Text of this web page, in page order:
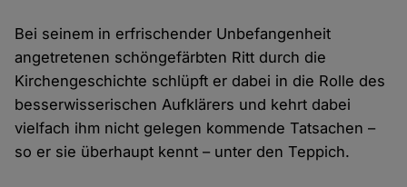
Bei seinem in erfrischender Unbefangenheit
angetretenen schöngefärbten Ritt durch die
Kirchengeschichte schlüpft er dabei in die Rolle des
besserwisserischen Aufklärers und kehrt dabei
vielfach ihm nicht gelegen kommende Tatsachen –
so er sie überhaupt kennt – unter den Teppich.